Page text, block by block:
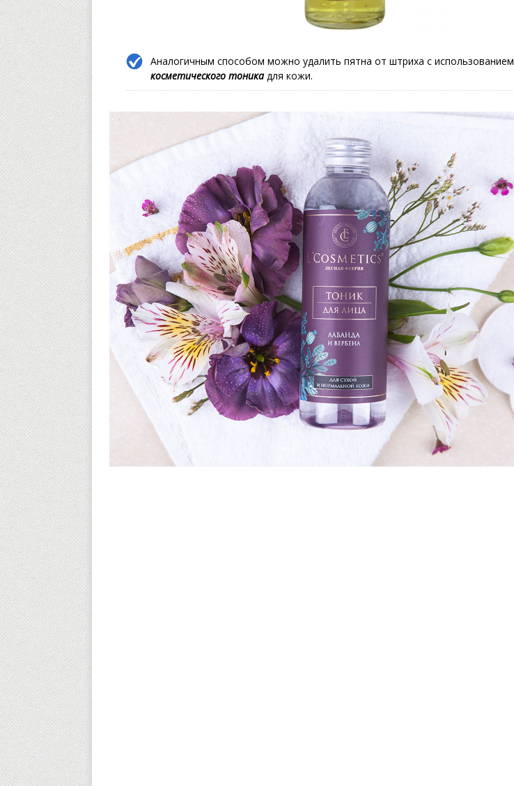
Аналогичным способом можно удалить пятна от штриха с использованием
косметического тоникадля кожи.